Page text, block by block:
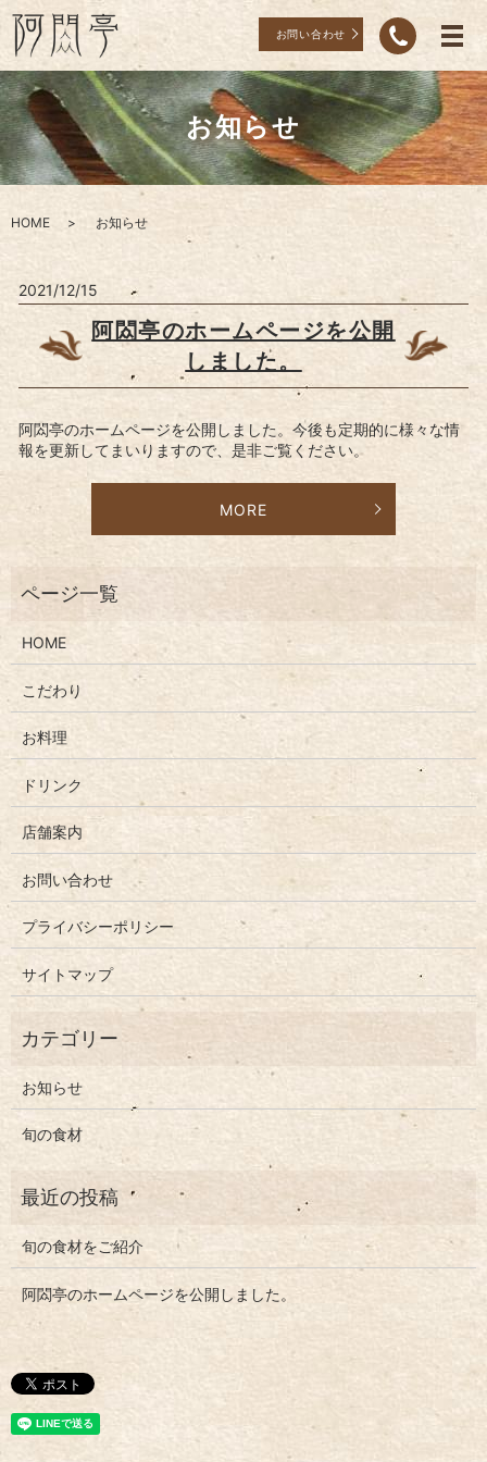
お問い合わせ
お知らせ
HOME お知らせ
2021/12/15
阿閦亭のホームページを公開
しました。
阿閦亭のホームページを公開しました。今後も定期的に様々な情
報を更新してまいりますので、是非ご覧ください。
MORE
HOME
こだわり
お料理
ドリンク
店舗案内
お問い合わせ
プライバシーポリシー
サイトマップ
お知らせ
旬の食材
旬の食材をご紹介
阿閦亭のホームページを公開しました。